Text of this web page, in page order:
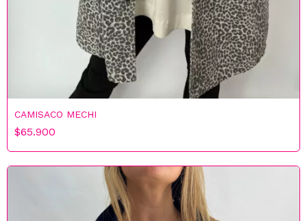
CAMISACO MECHI
$65.900